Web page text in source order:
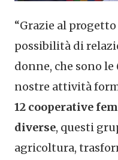
“Grazie al
possibilità di
donne, che sono
nostre attività
12 cooperative
diverse, questi
agricoltura,